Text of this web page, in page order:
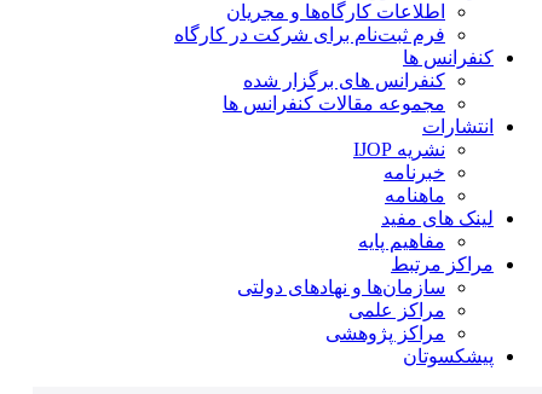
اطلاعات کارگاه‌ها و مجریان
فرم ثبت‌نام برای شرکت در کارگاه
کنفرانس ها
کنفرانس های برگزار شده
مجموعه مقالات کنفرانس ها
انتشارات
نشریه IJOP
خبرنامه
ماهنامه
لینک های مفید
مفاهیم پایه
مراکز مرتبط
سازمان‌ها و نهادهای دولتی
مراکز علمی
مراکز پژوهشی
پیشکسوتان